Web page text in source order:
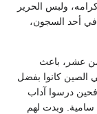
ولبس الحرير
في أحد السجون،
عشر، باعث
الصين كانوا بفضل
درسوا آداب
سامية. وبدت لهم